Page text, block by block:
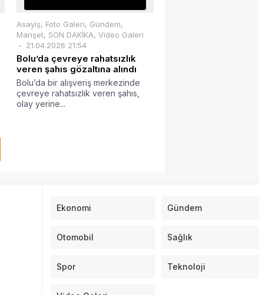
Asayiş, Foto Galeri, Gündem,
Manşet, SON DAKİKA, Video Galeri
21.04.2026 21:54
Bolu’da çevreye rahatsızlık
veren şahıs gözaltına alındı
Bolu’da bir alışveriş merkezinde
çevreye rahatsızlık veren şahıs,
olay yerine...
Ekonomi Gündem
Otomobil Sağlık
Spor Teknoloji